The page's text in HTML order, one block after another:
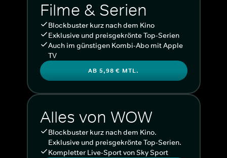
Filme & Serien
Blockbuster kurz nach dem Kino
Exklusive und preisgekrönte Top-Serien
Auch im günstigen Kombi-Abo mit Apple
TV
AB 5,98 € MTL.
Alles von WOW
Blockbuster kurz nach dem Kino.
Exklusive und preisgekrönte Top-Serien.
Kompletter Live-Sport von Sky Sport